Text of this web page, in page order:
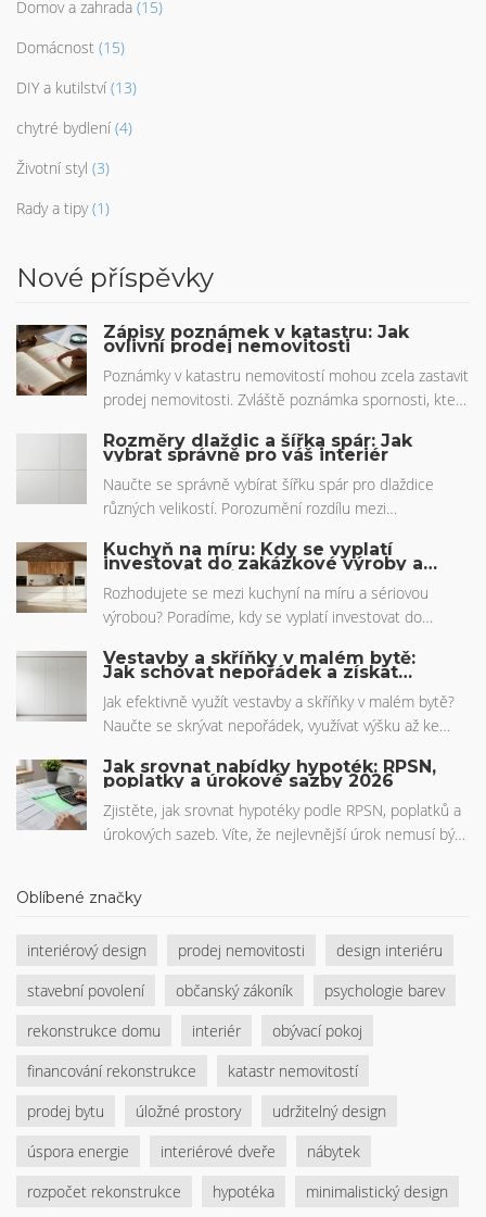
Domov a zahrada (15)
Domácnost (15)
DIY a kutilství (13)
chytré bydlení (4)
Životní styl (3)
Rady a tipy (1)
Nové příspěvky
Zápisy poznámek v katastru: Jak
ovlivní prodej nemovitosti
Poznámky v katastru nemovitostí mohou zcela zastavit
prodej nemovitosti. Zvláště poznámka spornosti, která
ovlivňuje transakce a co dělat, když ji máte.
Rozměry dlaždic a šířka spár: Jak
vybrat správně pro váš interiér
Naučte se správně vybírat šířku spár pro dlaždice
různých velikostí. Porozumění rozdílu mezi
dodržení dilatačních norem zajistí dlouhověkost a
Kuchyň na míru: Kdy se vyplatí
investovat do zakázkové výroby a
Rozhodujete se mezi kuchyní na míru a sériovou
výrobou? Poradíme, kdy se vyplatí investovat do
na co si dát pozor při výběru truhláře.
Vestavby a skříňky v malém bytě:
Jak schovat nepořádek a získat
Jak efektivně využít vestavby a skříňky v malém bytě?
Naučte se skrývat nepořádek, využívat výšku až ke
Jak srovnat nabídky hypoték: RPSN,
poplatky a úrokové sazby 2026
Zjistěte, jak srovnat hypotéky podle RPSN, poplatků a
úrokových sazeb. Víte, že nejlevnější úrok nemusí být
vědět v roce 2026.
Oblíbené značky
interiérový design prodej nemovitosti
design interiéru
stavební povolení
občanský zákoník
psychologie barev
rekonstrukce domu
interiér
obývací pokoj
financování rekonstrukce
katastr nemovitostí
prodej bytu
úložné prostory
udržitelný design
úspora energie
interiérové dveře
nábytek
rozpočet rekonstrukce
hypotéka minimalistický design